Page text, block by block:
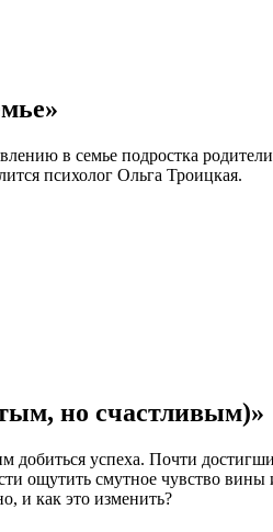
в семье подростка
психолог Ольга Троицкая.
но счастливым)»
успеха. Почти
ощутить смутное чувство
и как это изменить?